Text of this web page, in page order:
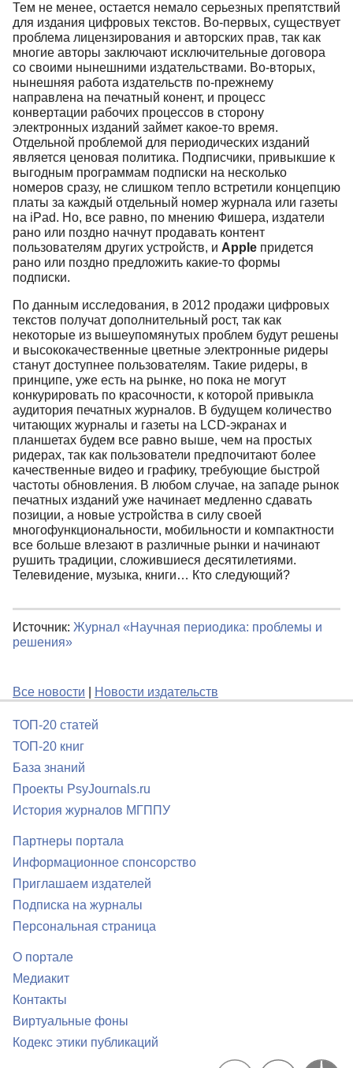
Тем не менее, остается немало серьезных препятствий
для издания цифровых текстов. Во-первых, существует
проблема лицензирования и авторских прав, так как
многие авторы заключают исключительные договора
со своими нынешними издательствами. Во-вторых,
нынешняя работа издательств по-прежнему
направлена на печатный конент, и процесс
конвертации рабочих процессов в сторону
электронных изданий займет какое-то время.
Отдельной проблемой для периодических изданий
является ценовая политика. Подписчики, привыкшие к
выгодным программам подписки на несколько
номеров сразу, не слишком тепло встретили концепцию
платы за каждый отдельный номер журнала или газеты
на iPad. Но, все равно, по мнению Фишера, издатели
рано или поздно начнут продавать контент
пользователям других устройств, и Apple придется
рано или поздно предложить какие-то формы
подписки.
По данным исследования, в 2012 продажи цифровых
текстов получат дополнительный рост, так как
некоторые из вышеупомянутых проблем будут решены
и высококачественные цветные электронные ридеры
станут доступнее пользователям. Такие ридеры, в
принципе, уже есть на рынке, но пока не могут
конкурировать по красочности, к которой привыкла
аудитория печатных журналов. В будущем количество
читающих журналы и газеты на LCD-экранах и
планшетах будем все равно выше, чем на простых
ридерах, так как пользователи предпочитают более
качественные видео и графику, требующие быстрой
частоты обновления. В любом случае, на западе рынок
печатных изданий уже начинает медленно сдавать
позиции, а новые устройства в силу своей
многофункциональности, мобильности и компактности
все больше влезают в различные рынки и начинают
рушить традиции, сложившиеся десятилетиями.
Телевидение, музыка, книги… Кто следующий?
Источник: Журнал «Научная периодика: проблемы и
решения»
Все новости Новости издательств
ТОП-20 статей
ТОП-20 книг
База знаний
Проекты PsyJournals.ru
История журналов МГППУ
Партнеры портала
Информационное спонсорство
Приглашаем издателей
Подписка на журналы
Персональная страница
О портале
Медиакит
Контакты
Виртуальные фоны
Кодекс этики публикаций